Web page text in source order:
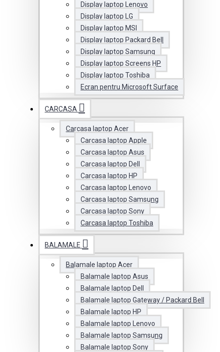
Display laptop Lenovo
Display laptop LG
Display laptop MSI
Display laptop Packard Bell
Display laptop Samsung
Display laptop Screens HP
Display laptop Toshiba
Ecran pentru Microsoft Surface
CARCASA
Carcasa laptop Acer
Carcasa laptop Apple
Carcasa laptop Asus
Carcasa laptop Dell
Carcasa laptop HP
Carcasa laptop Lenovo
Carcasa laptop Samsung
Carcasa laptop Sony
Carcasa laptop Toshiba
BALAMALE
Balamale laptop Acer
Balamale laptop Asus
Balamale laptop Dell
Balamale laptop Gateway / Packard Bell
Balamale laptop HP
Balamale laptop Lenovo
Balamale laptop Samsung
Balamale laptop Sony